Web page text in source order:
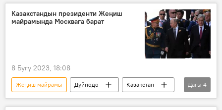
Сүрөт түрмөк
Казакстандын президенти Жеңиш
майрамында Москвага барат
8 Бугу 2023, 18:08
Жеңиш майрамы Дүйнөдө
Казакстан
Россия
Москва
КМШ
Дагы 4